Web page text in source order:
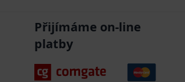
Přijímáme on-line
platby